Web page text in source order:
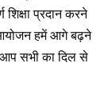
प्रदान करने
हमें आगे बढ़ने
सभी का दिल से